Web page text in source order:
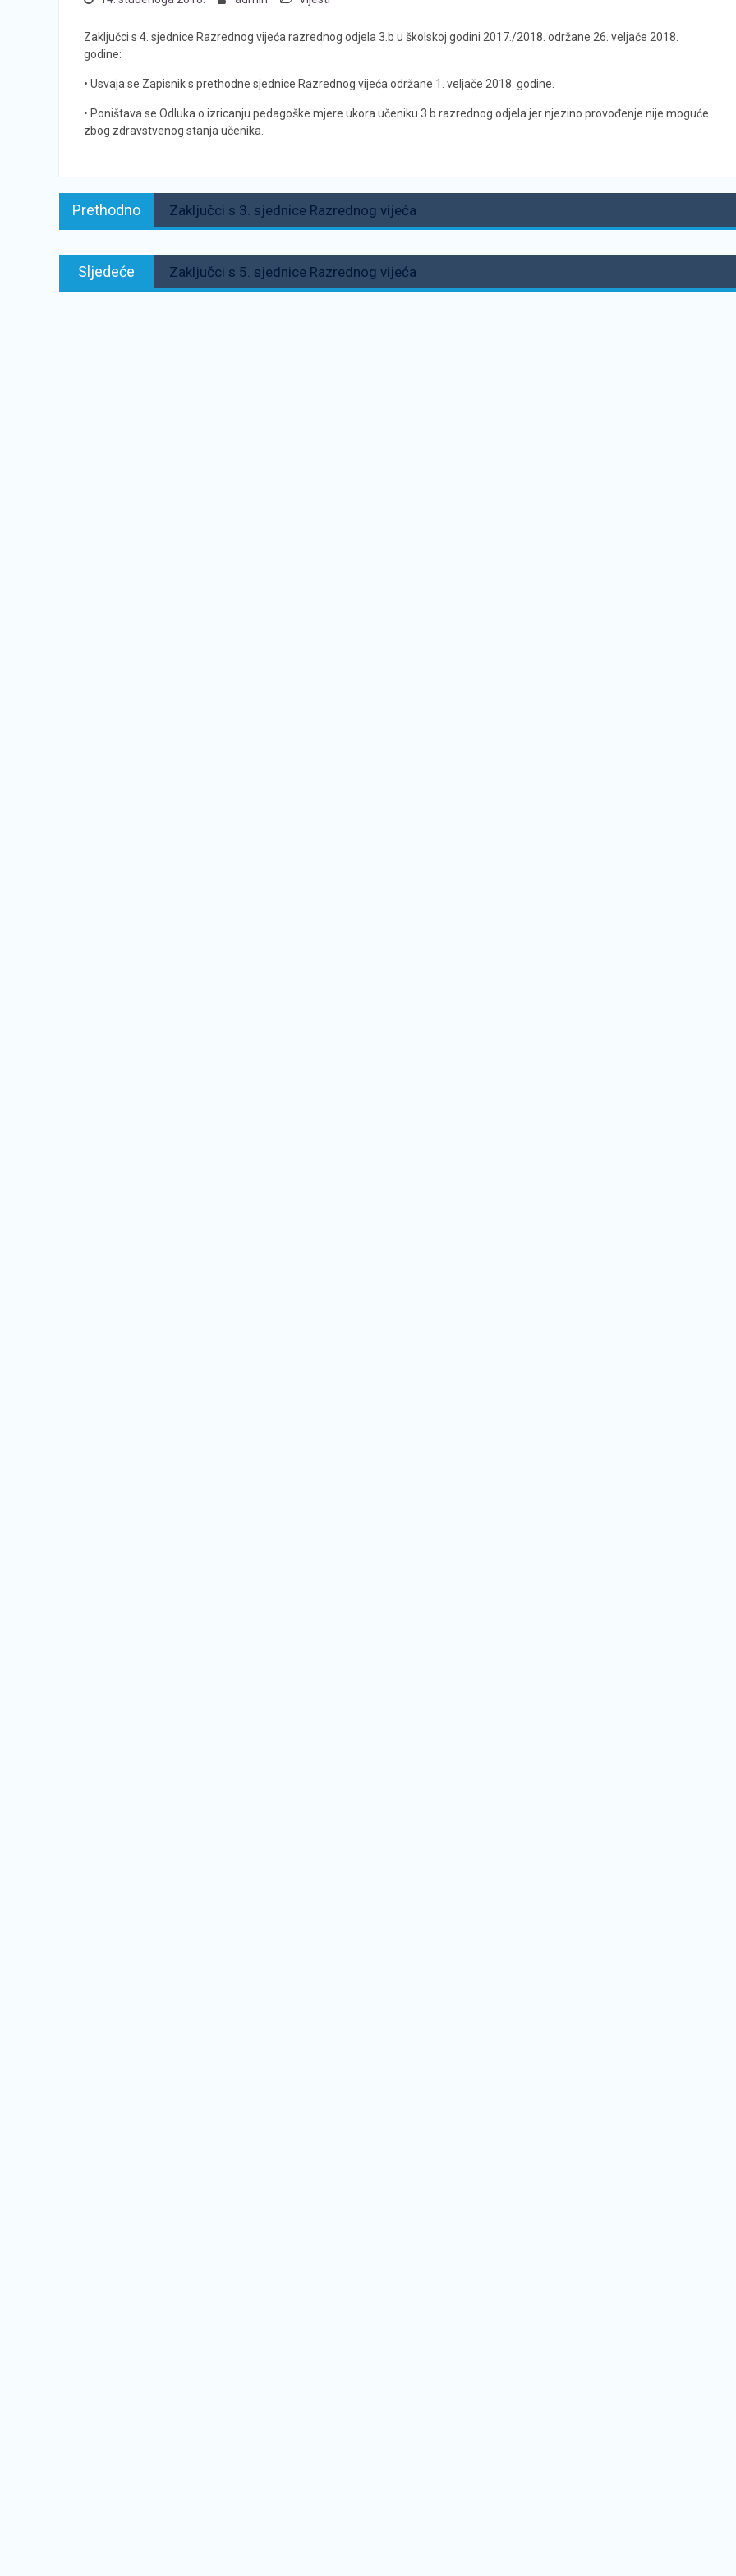
Zaključci s 4. sjednice Razrednog vijeća razrednog odjela 3.b u školskoj godini 2017./2018. održane 26. veljače 2018.
godine:
• Usvaja se Zapisnik s prethodne sjednice Razrednog vijeća održane 1. veljače 2018. godine.
• Poništava se Odluka o izricanju pedagoške mjere ukora učeniku 3.b razrednog odjela jer njezino provođenje nije moguće
zbog zdravstvenog stanja učenika.
Navigacija
objava
Prethodno Prethodno:
Zaključci s 3. sjednice Razrednog vijeća
Sljedeće Sljedeće:
Zaključci s 5. sjednice Razrednog vijeća